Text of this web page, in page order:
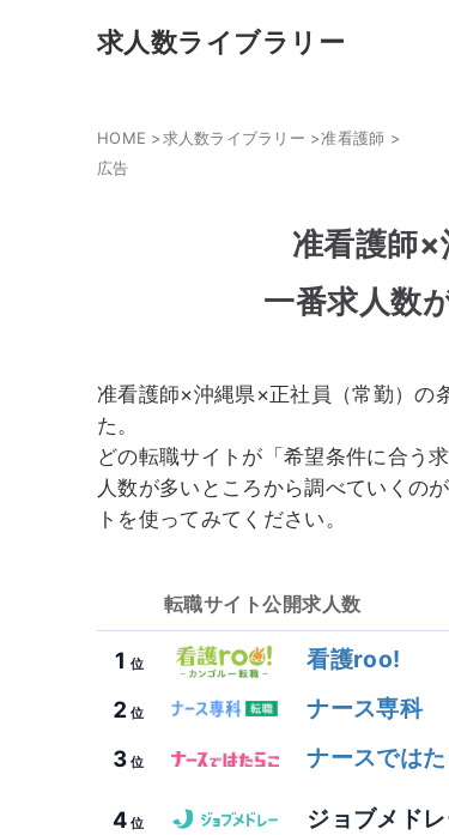
求人数ライブラリー
HOME >求人数ライブラリー >准看護師 >
広告
准看護師
一番求人数
准看護師×沖縄県×正社員（常勤）の
た。
どの転職サイトが「希望条件に合う
人数が多いところから調べていくの
トを使ってみてください。
転職サイト公開求人数
1 位 看護roo!
2 位 ナース専科
3 位 ナースではた
4 位 ジョブメド